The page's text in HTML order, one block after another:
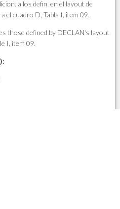
a los defin. en el layout de
el cuadro D, Tabla I, item 09.
those defined by DECLAN's layout
I, item 09.